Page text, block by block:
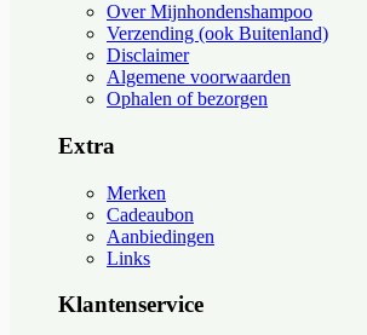
Over Mijnhondenshampoo
Verzending (ook Buitenland)
Disclaimer
Algemene voorwaarden
Ophalen of bezorgen
Extra
Merken
Cadeaubon
Aanbiedingen
Links
Klantenservice